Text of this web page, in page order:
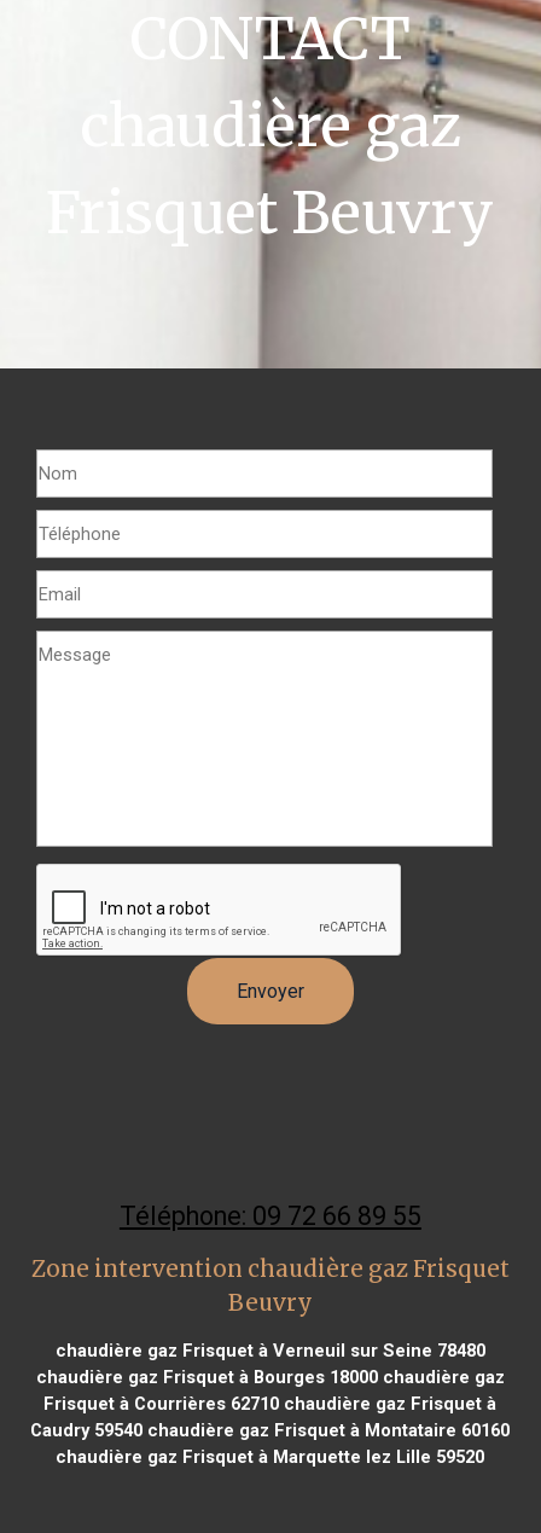
CONTACT
chaudière gaz
Frisquet Beuvry
Téléphone: 09 72 66 89 55
Zone intervention chaudière gaz Frisquet
Beuvry
chaudière gaz Frisquet à Verneuil sur Seine 78480
chaudière gaz Frisquet à Bourges 18000chaudière gaz
Frisquet à Courrières 62710 chaudière gaz Frisquet à
Caudry 59540 chaudière gaz Frisquet à Montataire 60160
chaudière gaz Frisquet à Marquette lez Lille 59520